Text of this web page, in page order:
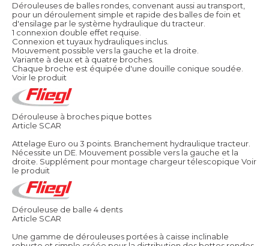
Dérouleuses de balles rondes, convenant aussi au transport,
pour un déroulement simple et rapide des balles de foin et
d'ensilage par le système hydraulique du tracteur.
1 connexion double effet requise.
Connexion et tuyaux hydrauliques inclus.
Mouvement possible vers la gauche et la droite.
Variante à deux et à quatre broches.
Chaque broche est équipée d'une douille conique soudée.
Voir le produit
Dérouleuse à broches pique bottes
Article SCAR
Attelage Euro ou 3 points. Branchement hydraulique tracteur.
Nécessite un DE. Mouvement possible vers la gauche et la
droite. Supplément pour montage chargeur télescopique Voir
le produit
Dérouleuse de balle 4 dents
Article SCAR
Une gamme de dérouleuses portées à caisse inclinable